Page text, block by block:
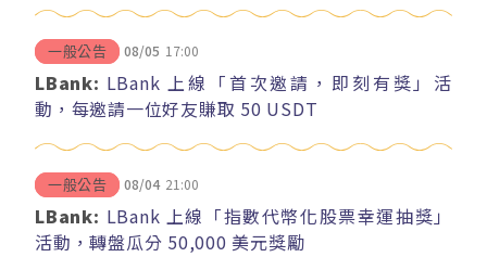
一般公告 08/05 17:00
LBank: LBank 上線「首次邀請，即刻有獎」活
動，每邀請一位好友賺取 50 USDT
一般公告 08/04 21:00
LBank: LBank 上線「指數代幣化股票幸運抽獎」
活動，轉盤瓜分 50,000 美元獎勵